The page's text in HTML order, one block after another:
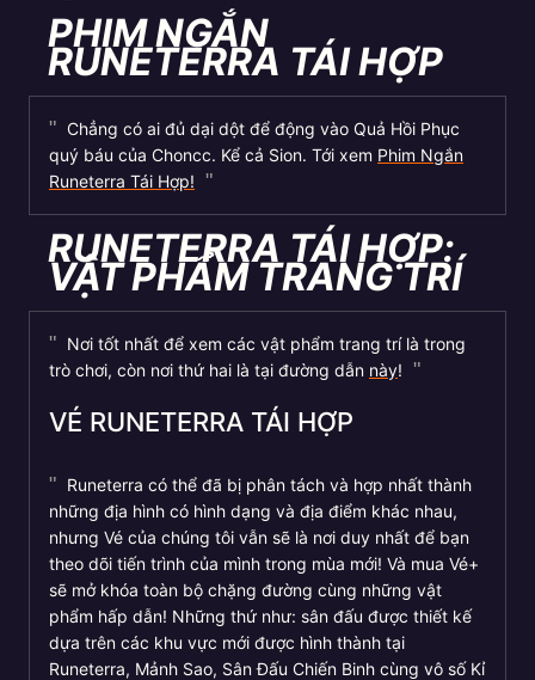
PHIM NGẮN
RUNETERRA TÁI HỢP
Chẳng có ai đủ dại dột để động vào Quả Hồi Phục
quý báu của Choncc. Kể cả Sion. Tới xem Phim Ngắn
Runeterra Tái Hợp!
RUNETERRA TÁI HỢP:
VẬT PHẨM TRANG TRÍ
Nơi tốt nhất để xem các vật phẩm trang trí là trong
trò chơi, còn nơi thứ hai là tại đường dẫn này!
VÉ RUNETERRA TÁI HỢP
Runeterra có thể đã bị phân tách và hợp nhất thành
những địa hình có hình dạng và địa điểm khác nhau,
nhưng Vé của chúng tôi vẫn sẽ là nơi duy nhất để bạn
theo dõi tiến trình của mình trong mùa mới! Và mua Vé+
sẽ mở khóa toàn bộ chặng đường cùng những vật
phẩm hấp dẫn! Những thứ như: sân đấu được thiết kế
dựa trên các khu vực mới được hình thành tại
Runeterra, Mảnh Sao, Sân Đấu Chiến Binh cùng vô số Kỉ